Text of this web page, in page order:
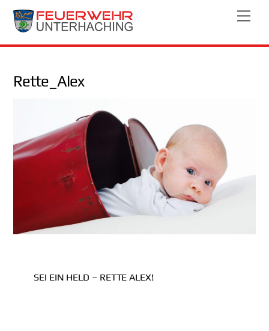
Skip
Rette_Alex
SEI EIN HELD – RETTE ALEX!